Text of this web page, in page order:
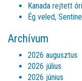
Kanada rejtett
Ég veled,
Archívum
2026 augusztus
2026 július
2026 június